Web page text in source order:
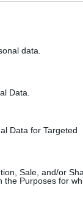
data.
Data.
Data for Targeted
Sale, and/or
the Purposes for